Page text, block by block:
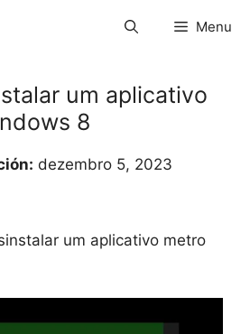
Menu
um aplicativo
8
dezembro 5, 2023
um aplicativo metro